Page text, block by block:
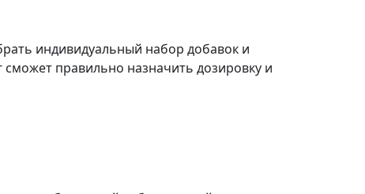
индивидуальный набор добавок и
правильно назначить дозировку и